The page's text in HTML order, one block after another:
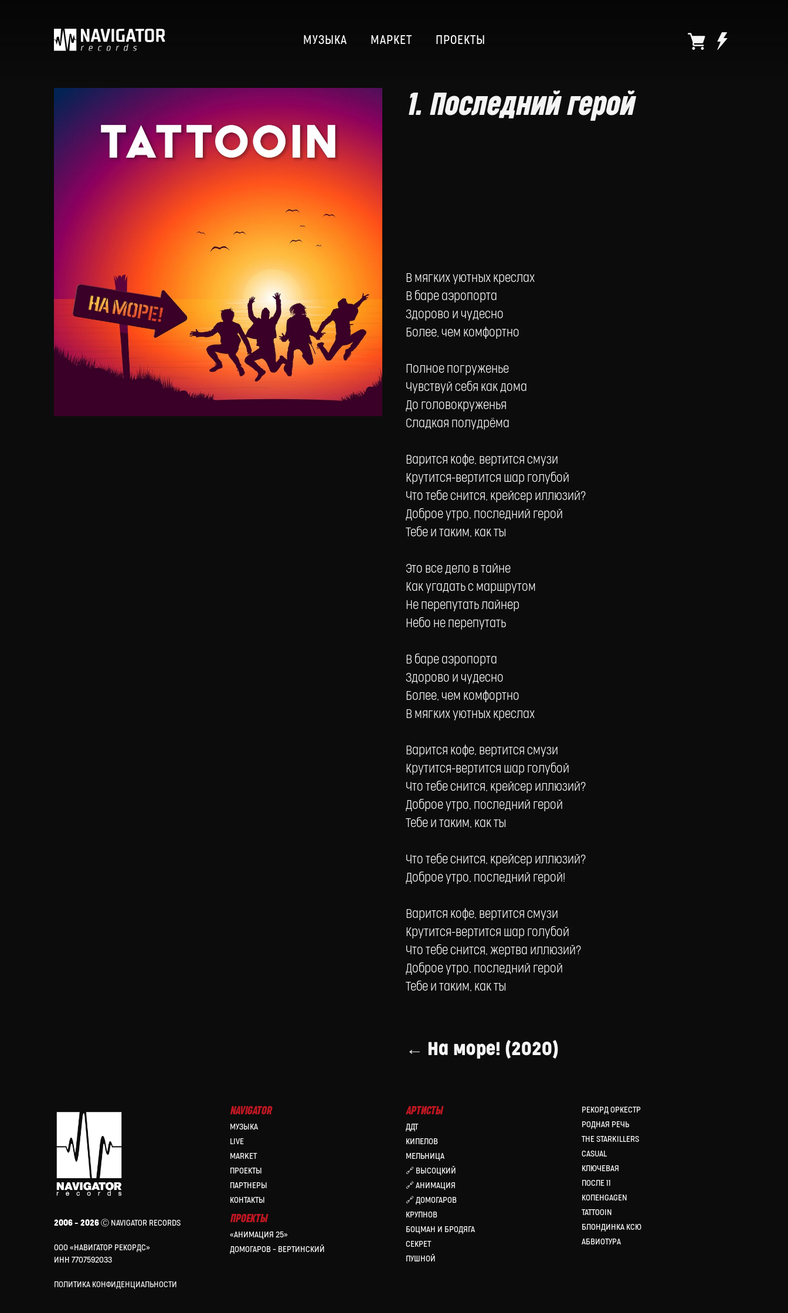
МУЗЫКА МАРКЕТ ПРОЕКТЫ
1. Последний герой
В мягких уютных креслах
В баре аэропорта
Здорово и чудесно
Более, чем комфортно
Полное погруженье
Чувствуй себя как дома
До головокруженья
Сладкая полудрёма
Варится кофе, вертится смузи
Крутится-вертится шар голубой
Что тебе снится, крейсер иллюзий?
Доброе утро, последний герой
Тебе и таким, как ты
Это все дело в тайне
Как угадать с маршрутом
Не перепутать лайнер
Небо не перепутать
В баре аэропорта
Здорово и чудесно
Более, чем комфортно
В мягких уютных креслах
Варится кофе, вертится смузи
Крутится-вертится шар голубой
Что тебе снится, крейсер иллюзий?
Доброе утро, последний герой
Тебе и таким, как ты
Что тебе снится, крейсер иллюзий?
Доброе утро, последний герой!
Варится кофе, вертится смузи
Крутится-вертится шар голубой
Что тебе снится, жертва иллюзий?
Доброе утро, последний герой
Тебе и таким, как ты
← На море! (2020)
2006 – 2026 Ⓒ NAVIGATOR RECORDS
ООО «НАВИГАТОР РЕКОРДС»
ИНН 7707592033
ПОЛИТИКА КОНФИДЕНЦИАЛЬНОСТИ
NAVIGATOR
МУЗЫКА
LIVE
MARKET
ПРОЕКТЫ
ПАРТНЕРЫ
КОНТАКТЫ
ПРОЕКТЫ
«АНИМАЦИЯ 25»
ДОМОГАРОВ – ВЕРТИНСКИЙ
АРТИСТЫ
ДДТ
КИПЕЛОВ
МЕЛЬНИЦА
🔗 ВЫСОЦКИЙ
🔗 АНИМАЦИЯ
🔗 ДОМОГАРОВ
КРУПНОВ
БОЦМАН И БРОДЯГА
СЕКРЕТ
ПУШНОЙ
РЕКОРД ОРКЕСТР
РОДНАЯ РЕЧЬ
THE STARKILLERS
CASUAL
КЛЮЧЕВАЯ
ПОСЛЕ 11
КОПЕНGAGEN
TATTOOIN
БЛОНДИНКА КСЮ
АБВИОТУРА